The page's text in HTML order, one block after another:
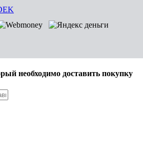
необходимо доставить покупку